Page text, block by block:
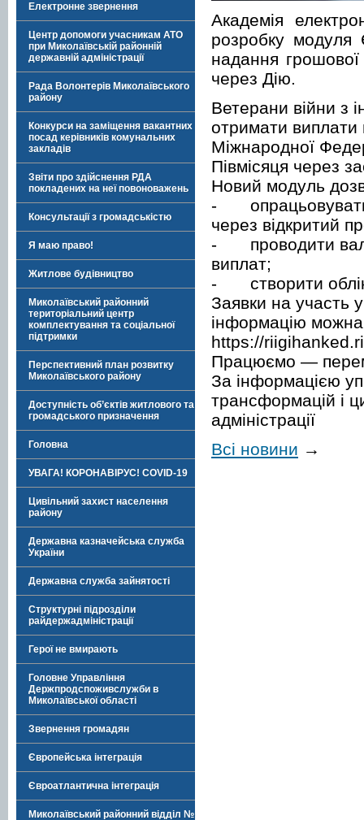
Електронне звернення
Центр допомоги учасникам АТО
при Миколаївській районній
державній адміністрації
Рада Волонтерів Миколаївського
району
Конкурси на заміщення вакантних
посад керівників комунальних
закладів
Звіти про здійснення РДА
покладених на неї повоноважень
Консультації з громадськістю
Я маю право!
Житлове будівництво
Миколаївський районний
територіальний центр
комплектування та соціальної
підтримки
Перспективний план розвитку
Миколаївського району
Доступність об’єктів житлового та
громадського призначення
Головна
УВАГА! КОРОНАВІРУС! COVID-19
Цивільний захист населення
району
Державна казначейська служба
України
Державна служба зайнятості
Структурні підрозділи
райдержадміністрації
Герої не вмирають
Головне Управління
Держпродспоживслужби в
Миколаївської області
Звернення громадян
Європейська інтеграція
Євроатлантична інтеграція
Миколаївський районний відділ №
Академія
розробку модуля
надання грошової
через Дію.
Ветерани війни з
отримати виплати
Міжнародної
Півмісяця через
Новий модуль
-
через відкритий
-
проводити
виплат;
-
створити
Заявки на участь
інформацію
https://
Працюємо —
За інформацією
трансформацій і
адміністрації
Всі новини →